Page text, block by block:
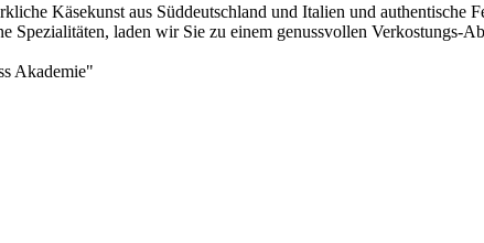
Käsekunst aus Süddeutschland und Italien und authentische
laden wir Sie zu einem genussvollen Verkostungs-
Akademie"